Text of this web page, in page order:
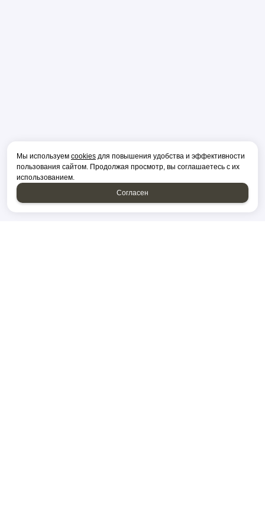
Мы используем cookies для повышения удобства и эффективности
пользования сайтом. Продолжая просмотр, вы соглашаетесь с их
использованием.
Согласен